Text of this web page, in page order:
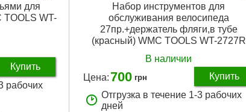
для
TOOLS WT-
Купить
рабочих
Набор инструментов для
обслуживания велосипеда
27пр.+держатель фляги,в тубе
(красный) WMC TOOLS WT-2727R
В наличии
Цена: 700 грн
Купить
Отгрузка в течение 1-3 рабочих
дней